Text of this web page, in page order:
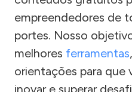
empreendedores de
portes. Nosso
melhores ferramentas
orientações para que
inovar e superar